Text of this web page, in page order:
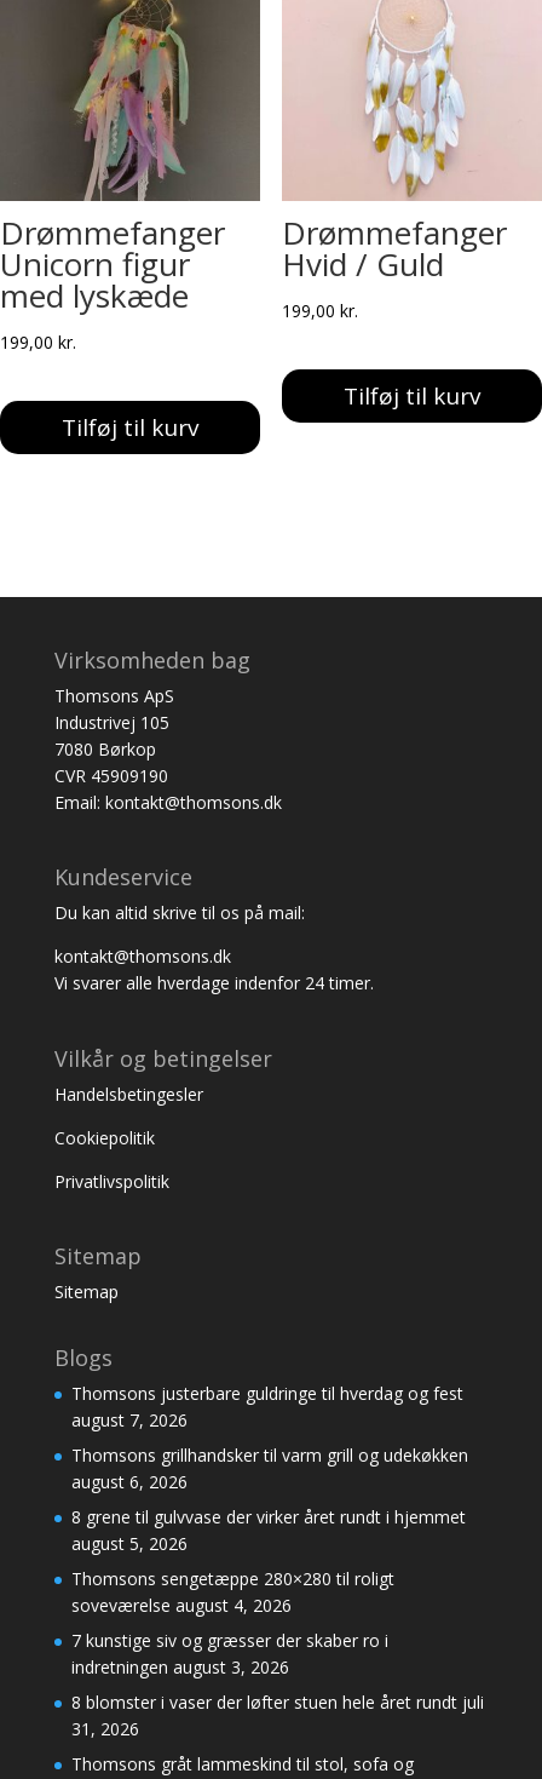
Drømmefanger
Unicorn figur
med lyskæde
199,00 kr.
Tilføj til kurv
Drømmefanger
Hvid / Guld
199,00 kr.
Tilføj til kurv
Virksomheden bag
Thomsons ApS
Industrivej 105
7080 Børkop
CVR 45909190
Email: kontakt@thomsons.dk
Kundeservice
Du kan altid skrive til os på mail:
kontakt@thomsons.dk
Vi svarer alle hverdage indenfor 24 timer.
Vilkår og betingelser
Handelsbetingesler
Cookiepolitik
Privatlivspolitik
Sitemap
Sitemap
Blogs
Thomsons justerbare guldringe til hverdag og fest
august 7, 2026
Thomsons grillhandsker til varm grill og udekøkken
august 6, 2026
8 grene til gulvvase der virker året rundt i hjemmet
august 5, 2026
Thomsons sengetæppe 280×280 til roligt
soveværelse august 4, 2026
7 kunstige siv og græsser der skaber ro i
indretningen august 3, 2026
8 blomster i vaser der løfter stuen hele året rundt juli
31, 2026
Thomsons gråt lammeskind til stol, sofa og